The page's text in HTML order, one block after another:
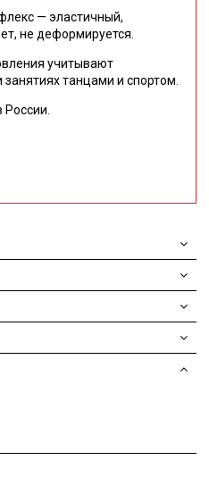
— эластичный,
не деформируется.
учитывают
занятиях танцами и спортом.